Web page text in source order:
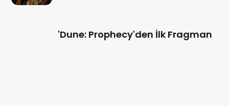
'Dune: Prophecy'den İlk Fragman